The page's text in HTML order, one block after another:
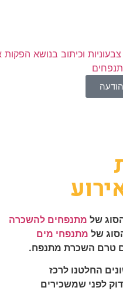
של מתנפחים להשכרה
של מתנפחי מים
טרם השכרת מתנפח.
החלטנו לרכז
לפני שמשכירים